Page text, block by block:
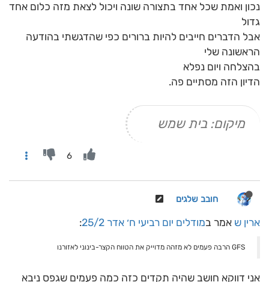
נכון ואמת שכל אחד בתצורה שונה ויכול לצאת מזה כלום אחד
גדול
אבל הדברים חייבים להיות ברורים כפי שהדגשתי בהודעה
הראשונה שלי
בהצלחה ויום נפלא
הדיון הזה מסתיים פה.
מיקום: בית שמש
6
חובב שלגים
ארין ש אמר במודלים יום רביעי ח׳ אדר 25/2 :
GFS הרבה פעמים לא מזהה מדוייק את הטווח הקצר-בינוני לאזורנו
אני דווקא חושב שהיה תקדים כזה כמה פעמים שגפס ניבא